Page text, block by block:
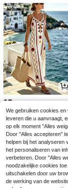
18
We gebruiken cookies en
leveren die u aanvraagt,
op elk moment "Alles
Door "Alles accepteren"
helpen bij het analyseren
het personaliseren van
verbeteren. Door "Alles
noodzakelijke cookies
uitschakelen door uw
de werking van de